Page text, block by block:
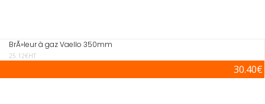
BrÃ»leur à gaz Vaello 350mm
25.12€HT
30.40€